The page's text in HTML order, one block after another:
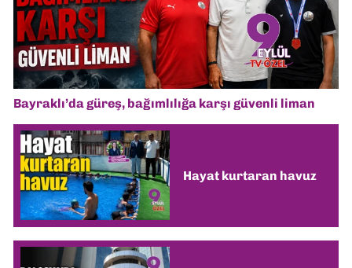
Bayraklı’da güreş, bağımlılığa karşı güvenli liman
Hayat kurtaran havuz